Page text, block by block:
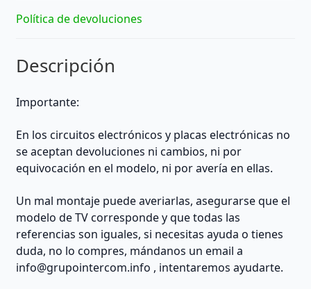
/
extraído
TV
Política de devoluciones
Descripción
Importante:
En los circuitos electrónicos y placas electrónicas no
se aceptan devoluciones ni cambios, ni por
equivocación en el modelo, ni por avería en ellas.
Un mal montaje puede averiarlas, asegurarse que el
modelo de TV corresponde y que todas las
referencias son iguales, si necesitas ayuda o tienes
duda, no lo compres, mándanos un email a
info@grupointercom.info , intentaremos ayudarte.